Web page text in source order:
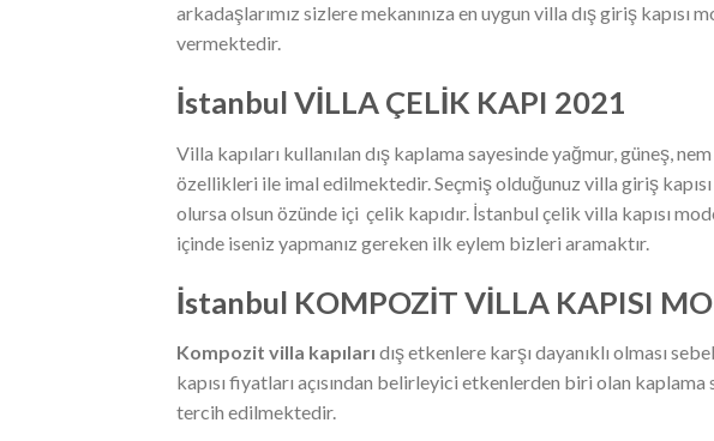
arkadaşlarımız sizlere mekanınıza en uygun villa dış giriş
vermektedir.
İstanbul VİLLA ÇELİK KAPI 2021
Villa kapıları kullanılan dış kaplama sayesinde yağmur, güneş,
özellikleri ile imal edilmektedir. Seçmiş olduğunuz villa giriş
olursa olsun özünde içi çelik kapıdır. İstanbul çelik villa kapısı
içinde iseniz yapmanız gereken ilk eylem bizleri aramaktır.
İstanbul KOMPOZİT VİLLA KAPISI
Kompozit villa kapıları dış etkenlere karşı dayanıklı olması
kapısı fiyatları açısından belirleyici etkenlerden biri olan
tercih edilmektedir.